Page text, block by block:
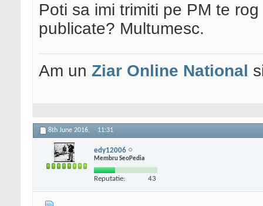
Poti sa imi trimiti pe PM te
publicate? Multumesc.
Am un Ziar Online National
8th June 2016, 11:31
edy12006
Membru SeoPedia
Reputatie: 43